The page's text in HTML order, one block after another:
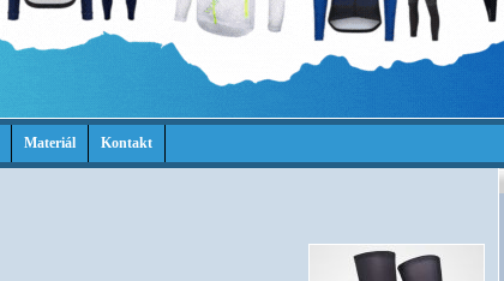
Materiál Kontakt